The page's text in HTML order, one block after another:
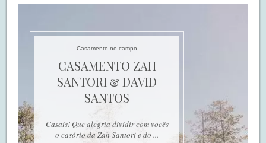
Casamento no campo
CASAMENTO ZAH
SANTORI & DAVID
SANTOS
Casais! Que alegria dividir com vocês
o casório da Zah Santori e do ...